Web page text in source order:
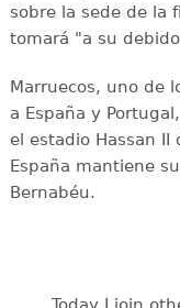
sobre la sede de la
tomará "a su
Marruecos, uno de
a España y
el estadio Hassan II
España mantiene
Bernabéu.